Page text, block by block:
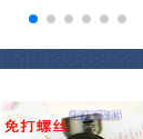
车用低音乐炮ラパッ
ト保护ネクター涂装
10寸12寸10寸